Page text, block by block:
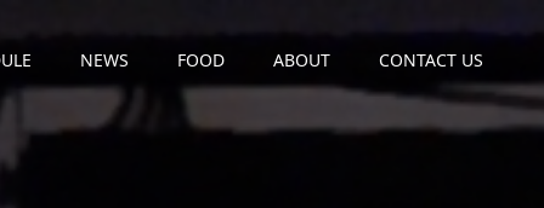
NEWS FOOD ABOUT CONTACT US